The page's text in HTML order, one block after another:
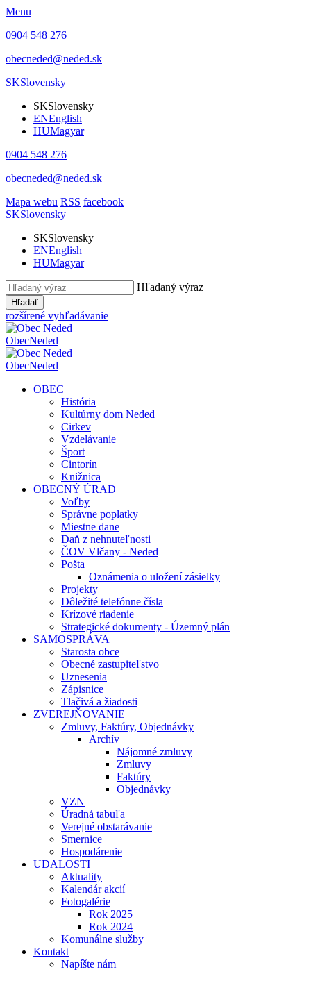
Menu
0904 548 276
obecneded@neded.sk
SKSlovensky
SKSlovensky
ENEnglish
HUMagyar
0904 548 276
obecneded@neded.sk
Mapa webu RSS facebook
SKSlovensky
SKSlovensky
ENEnglish
HUMagyar
Hľadaný výraz
Hľadať
rozšírené vyhľadávanie
ObecNeded
ObecNeded
OBEC
História
Kultúrny dom Neded
Cirkev
Vzdelávanie
Šport
Cintorín
Knižnica
OBECNÝ ÚRAD
Voľby
Správne poplatky
Miestne dane
Daň z nehnuteľnosti
ČOV Vlčany - Neded
Pošta
Oznámenia o uložení zásielky
Projekty
Dôležité telefónne čísla
Krízové riadenie
Strategické dokumenty - Územný plán
SAMOSPRÁVA
Starosta obce
Obecné zastupiteľstvo
Uznesenia
Zápisnice
Tlačivá a žiadosti
ZVEREJŇOVANIE
Zmluvy, Faktúry, Objednávky
Archív
Nájomné zmluvy
Zmluvy
Faktúry
Objednávky
VZN
Úradná tabuľa
Verejné obstarávanie
Smernice
Hospodárenie
UDALOSTI
Aktuality
Kalendár akcií
Fotogalérie
Rok 2025
Rok 2024
Komunálne služby
Kontakt
Napíšte nám